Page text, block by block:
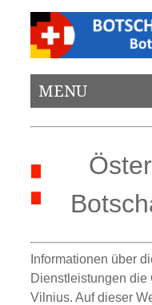
MENU
Informationen über
Dienstleistungen die
Vilnius. Auf dieser